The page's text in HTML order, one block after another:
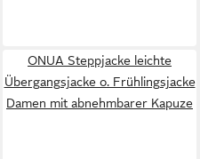
ONUA Steppjacke leichte
Übergangsjacke o. Frühlingsjacke
Damen mit abnehmbarer Kapuze